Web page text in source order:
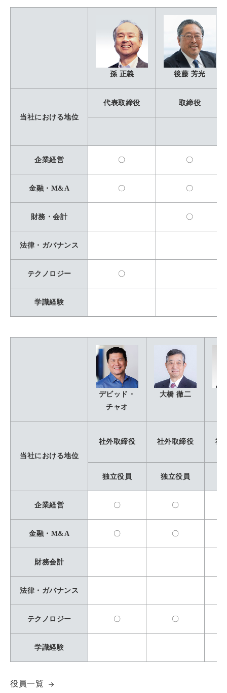
孫 正義 後藤 芳光
当社における地位
代表取締役 取締役
企業経営 〇 〇
金融・M&A 〇 〇
財務・会計 〇
法律・ガバナンス
テクノロジー 〇
学識経験
デビッド・
チャオ
大橋 徹⼆
当社における地位
社外取締役 社外取締役 社
独立役員 独立役員
企業経営 〇 〇
金融・M&A 〇 〇
財務会計
法律・ガバナンス
テクノロジー 〇 〇
学識経験
役員一覧